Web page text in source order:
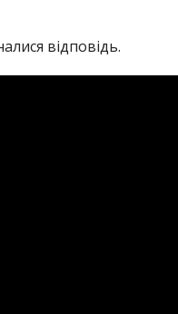
відповідь.